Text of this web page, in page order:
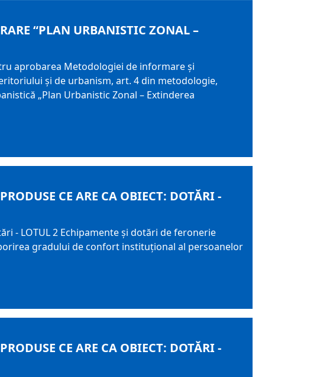
“PLAN URBANISTIC ZONAL –
aprobarea Metodologiei de informare și
și de urbanism, art. 4 din metodologie,
„Plan Urbanistic Zonal – Extinderea
CE ARE CA OBIECT: DOTĂRI -
- LOTUL 2 Echipamente şi dotări de feronerie
gradului de confort instituţional al persoanelor
CE ARE CA OBIECT: DOTĂRI -